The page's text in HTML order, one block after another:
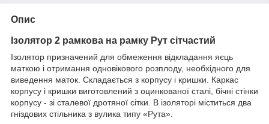
Опис
Ізолятор 2 рамкова на рамку Рут сітчастий
Ізолятор призначений для обмеження відкладання яєць
маткою і отримання одновікового розплоду, необхідного для
виведення маток. Складається з корпусу і кришки. Каркас
корпусу і кришки виготовлений з оцинкованої сталі, бічні стінки
корпусу - зі сталевої дротяної сітки. В ізоляторі міститься два
гніздових стільника з вулика типу «Рута».